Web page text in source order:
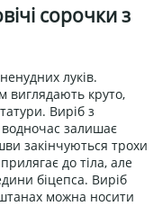
сорочки з
луків.
виглядають круто,
Виріб з
водночас залишає
закінчуються трохи
до тіла, але
біцепса. Виріб
можна носити